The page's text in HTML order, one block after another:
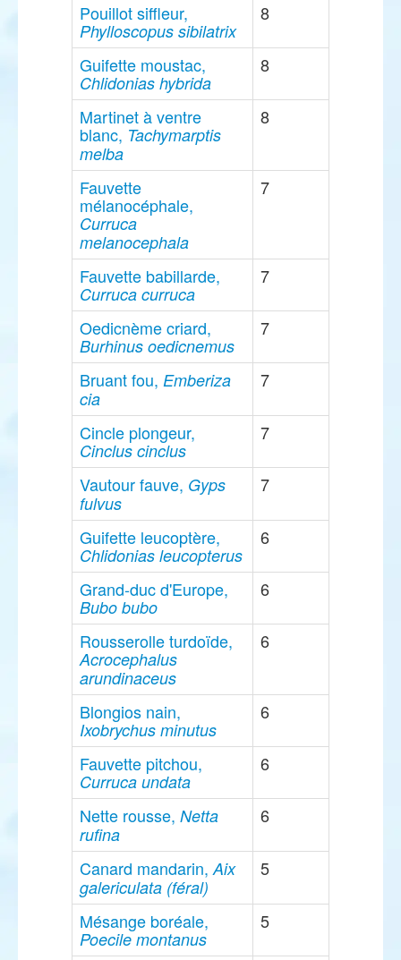
Pouillot siffleur,
Phylloscopus sibilatrix
8
Guifette moustac,
Chlidonias hybrida
8
Martinet à ventre
blanc, Tachymarptis
melba
8
Fauvette
mélanocéphale,
Curruca
melanocephala
7
Fauvette babillarde,
Curruca curruca
7
Oedicnème criard,
Burhinus oedicnemus
7
Bruant fou, Emberiza
cia
7
Cincle plongeur,
Cinclus cinclus
7
Vautour fauve, Gyps
fulvus
7
Guifette leucoptère,
Chlidonias leucopterus
6
Grand-duc d'Europe,
Bubo bubo
6
Rousserolle turdoïde,
Acrocephalus
arundinaceus
6
Blongios nain,
Ixobrychus minutus
6
Fauvette pitchou,
Curruca undata
6
Nette rousse, Netta
rufina
6
Canard mandarin, Aix
galericulata (féral)
5
Mésange boréale,
Poecile montanus
5